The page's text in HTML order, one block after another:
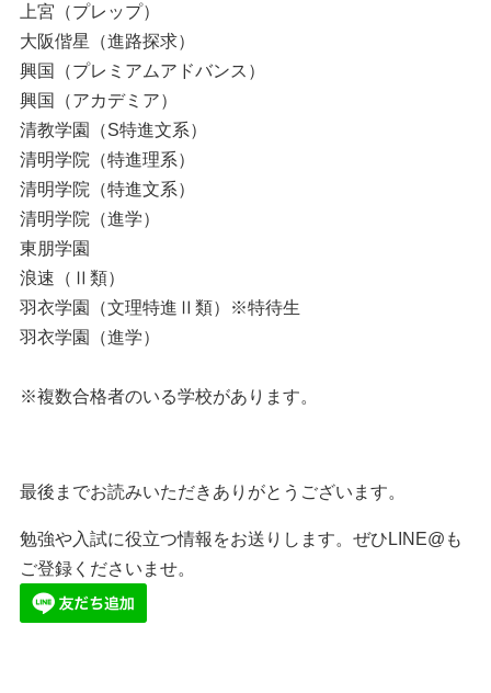
上宮（プレップ）
大阪偕星（進路探求）
興国（プレミアムアドバンス）
興国（アカデミア）
清教学園（S特進文系）
清明学院（特進理系）
清明学院（特進文系）
清明学院（進学）
東朋学園
浪速（Ⅱ類）
羽衣学園（文理特進Ⅱ類）※特待生
羽衣学園（進学）
※複数合格者のいる学校があります。
最後までお読みいただきありがとうございます。
勉強や入試に役立つ情報をお送りします。ぜひLINE@も
ご登録くださいませ。